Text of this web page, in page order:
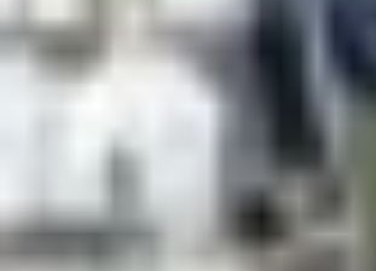
Σε επόμενο στάδιο, οι πιλότοι θα
στα όριά του, φτάνοντας ταχύτητα Mach
60.000 ποδών – περίπου διπλάσια από το
ταχύτητα ενός συμβατικού
Η NASA θα αξιολογήσει τότε το ηχητικό
με στόχο να επιβεβαιώσει την
τον «ήσυχο χτύπο». Τα δεδομένα θα
ρυθμιστικές αρχές στις ΗΠΑ και διεθνώς,